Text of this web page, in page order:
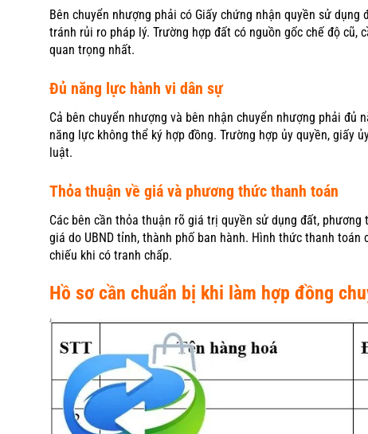
Bên chuyển nhượng phải có Giấy chứng nhận quyền sử
tránh rủi ro pháp lý. Trường hợp đất có nguồn gốc chế độ
quan trọng nhất.
Đủ năng lực hành vi dân sự
Cả bên chuyển nhượng và bên nhận chuyển nhượng phải
năng lực không thể ký hợp đồng. Trường hợp ủy quyền, giấy
luật.
Thỏa thuận về giá và phương thức thanh toán
Các bên cần thỏa thuận rõ giá trị quyền sử dụng đất,
giá do UBND tỉnh, thành phố ban hành. Hình thức thanh
chiếu khi có tranh chấp.
Hồ sơ cần chuẩn bị khi làm hợp đồng